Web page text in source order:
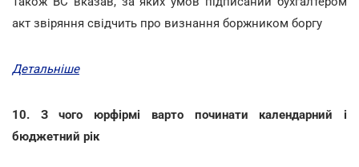
акт звіряння свідчить про визнання боржником боргу
Детальніше
10. З чого юрфірмі варто починати календарний і
бюджетний рік